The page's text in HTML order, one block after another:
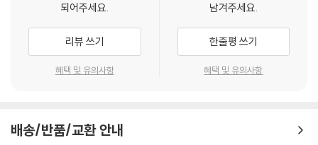
되어주세요.
리뷰 쓰기
혜택 및 유의사항
남겨주세요.
한줄평 쓰기
혜택 및 유의사항
배송/반품/교환 안내